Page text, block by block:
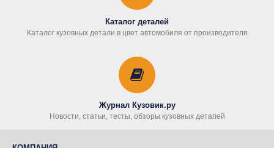
Каталог деталей
Каталог кузовных детали в цвет автомобиля от производителя
Журнал Кузовик.ру
Новости, статьи, тесты, обзоры кузовных деталей